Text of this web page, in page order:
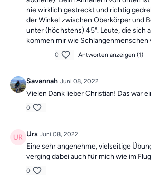
nie wirklich gestreckt und richtig
der Winkel zwischen Oberkörper und
unter (höchstens) 45°. Leute, die sich
kommen mir wie Schlangenmenschen
0 Antworten anzeigen (1)
Savannah Juni 08, 2022
Vielen Dank lieber Christian! Das war
0
Urs Juni 08, 2022
Eine sehr angenehme, vielseitige
verging dabei auch für mich wie im
0